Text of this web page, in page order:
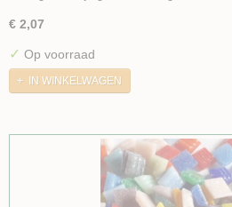
€ 2,07
✓ Op voorraad
IN WINKELWAGEN